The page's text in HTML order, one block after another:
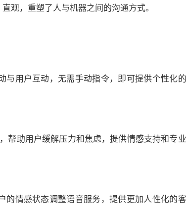
观，重塑了人与机器之间的沟通方式。
与用户互动，无需手动指令，即可提供个性化的
帮助用户缓解压力和焦虑，提供情感支持和专业
的情感状态调整语音服务，提供更加人性化的客